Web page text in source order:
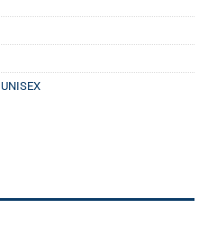
UNISEX